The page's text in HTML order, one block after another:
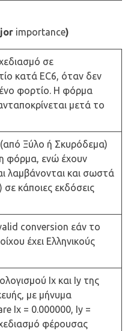
importance)
σε
κατά EC6, όταν δεν
φορτίο. Η φόρμα
μετά το
(από Ξύλο ή Σκυρόδεμα)
φόρμα, ενώ έχουν
λαμβάνονται και σωστά
κάποιες εκδόσεις
conversion εάν το
έχει Ελληνικούς
Ιx και Ιy της
με μήνυμα
Ix = 0.000000, Iy =
φέρουσας